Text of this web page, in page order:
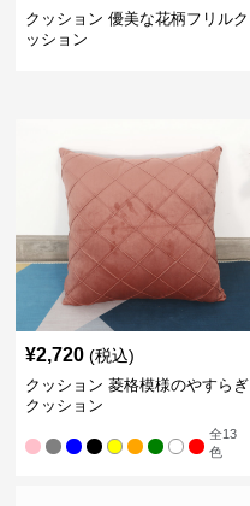
クッション 優美な花柄フリルク
ッション
¥2,720 (税込)
クッション 菱格模様のやすらぎ
クッション
全13
色